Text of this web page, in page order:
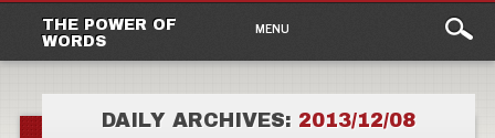
THE POWER OF
WORDS
Main
menu
MENU
DAILY ARCHIVES: 2013/12/08